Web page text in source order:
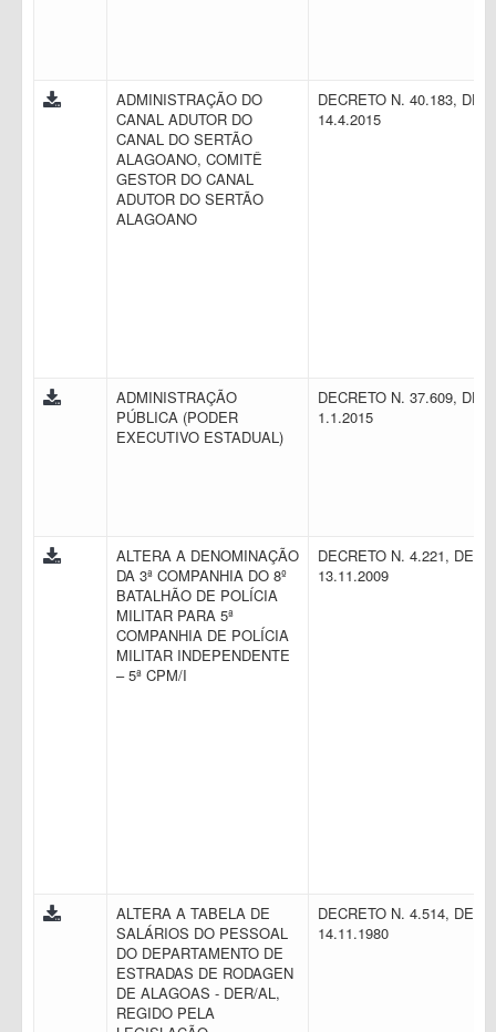
ADMINISTRAÇÃO DO
CANAL ADUTOR DO
CANAL DO SERTÃO
ALAGOANO, COMITÊ
GESTOR DO CANAL
ADUTOR DO SERTÃO
ALAGOANO
DECRETO N. 40.183, DE
14.4.2015
ADMINISTRAÇÃO
PÚBLICA (PODER
EXECUTIVO ESTADUAL)
DECRETO N. 37.609, DE
1.1.2015
ALTERA A DENOMINAÇÃO
DA 3ª COMPANHIA DO 8º
BATALHÃO DE POLÍCIA
MILITAR PARA 5ª
COMPANHIA DE POLÍCIA
MILITAR INDEPENDENTE
– 5ª CPM/I
DECRETO N. 4.221, DE
13.11.2009
ALTERA A TABELA DE
SALÁRIOS DO PESSOAL
DO DEPARTAMENTO DE
ESTRADAS DE RODAGEN
DE ALAGOAS - DER/AL,
REGIDO PELA
DECRETO N. 4.514, DE
14.11.1980